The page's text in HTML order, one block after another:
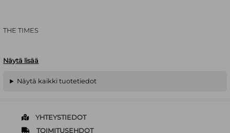
THE TIMES
Näytä lisää
Näytä kaikki tuotetiedot
YHTEYSTIEDOT
TOIMITUSEHDOT